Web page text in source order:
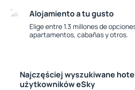
Alojamiento a tu gusto
Elige entre 1.3 millones de
apartamentos, cabañas y otros.
Najczęściej wyszukiwane
użytkowników eSky